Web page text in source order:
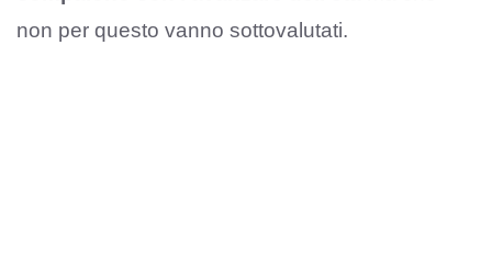
non per questo vanno sottovalutati.